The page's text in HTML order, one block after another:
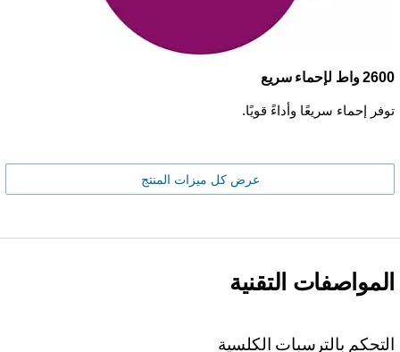
2600 واط لإحماء سريع
توفر إحماء سريعًا وأداءً قويًا.
عرض كل ميزات المنتج
المواصفات التقنية
التحكم بالترسبات الكلسية